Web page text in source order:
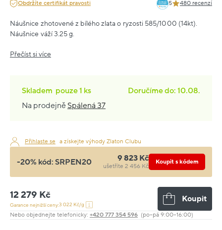
Obdržíte certifikát pravosti 5 480 recenzí
Náušnice zhotovené z bílého zlata o ryzosti 585/1000 (14kt).
Náušnice váží 3.25 g.
Přečíst si více
Skladem pouze1 ks
Doručíme do: 10.08.
Na prodejně Spálená 37
Přihlaste se a získejte výhody Zlaton Clubu
-20% kód: SRPEN20 9 823 Kč
ušetříte 2 456 Kč
Koupit s kódem
12 279 Kč
Garance nejnižší ceny:3 022 Kč/g
Koupit
Nebo objednejte telefonicky: +420 777 354 596 (po–pá 9:00–16:00)